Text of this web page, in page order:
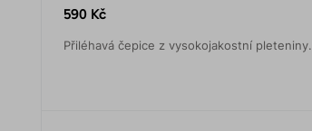
590 Kč
Přiléhavá čepice z vysokojakostní pleteniny.